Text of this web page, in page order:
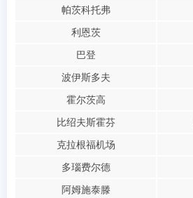
帕茨科托弗
利恩茨
巴登
波伊斯多夫
霍尔茨高
比绍夫斯霍芬
克拉根福机场
多瑙费尔德
阿姆施泰滕